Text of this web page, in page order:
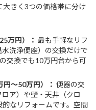
大きく3つの価格帯に分け
万円）： 最も手軽なリフ
洗浄便座）の交換だけで
交換でも10万円台から可
～50万円）： 便器の交
ア）や壁・天井（クロ
なリフォームです。空間